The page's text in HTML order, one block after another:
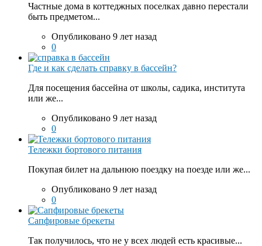
Частные дома в коттеджных поселках давно перестали
быть предметом...
Опубликовано 9 лет назад
0
Где и как сделать справку в бассейн?
Для посещения бассейна от школы, садика, института
или же...
Опубликовано 9 лет назад
0
Тележки бортового питания
Покупая билет на дальнюю поездку на поезде или же...
Опубликовано 9 лет назад
0
Сапфировые брекеты
Так получилось, что не у всех людей есть красивые...